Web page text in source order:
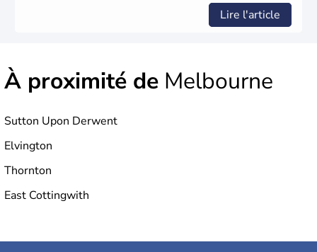
Lire l'article
À proximité de Melbourne
Sutton Upon Derwent
Elvington
Thornton
East Cottingwith